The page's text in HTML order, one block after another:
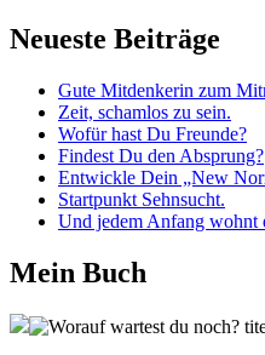
Neueste Beiträge
Gute Mitdenkerin zum
Zeit, schamlos zu sein.
Wofür hast Du Freunde?
Findest Du den Absprung?
Entwickle Dein „New
Startpunkt Sehnsucht.
Und jedem Anfang wohnt
Mein Buch